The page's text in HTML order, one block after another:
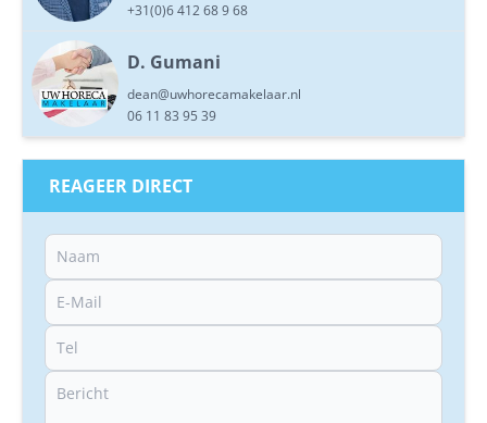
+31(0)6 412 68 9 68
D. Gumani
dean@uwhorecamakelaar.nl
06 11 83 95 39
REAGEER DIRECT